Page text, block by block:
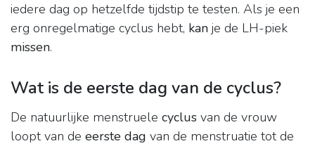
iedere dag op hetzelfde tijdstip te testen. Als je een
erg onregelmatige cyclus hebt, kan je de LH-piek
missen.
Wat is de eerste dag van de cyclus?
De natuurlijke menstruele cyclus van de vrouw
loopt van de eerste dag van de menstruatie tot de